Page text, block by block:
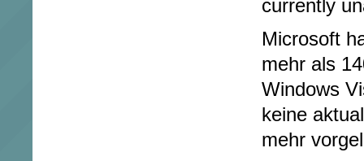
currently
Microsoft
mehr als
Windows
keine
mehr